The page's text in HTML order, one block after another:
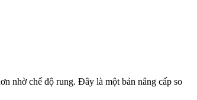
nhờ chế độ rung. Đây là một bản nâng cấp so